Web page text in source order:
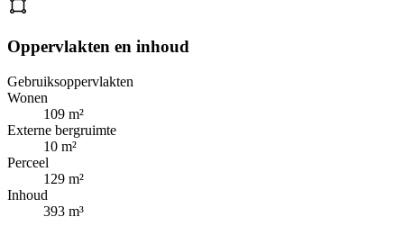
Oppervlakten en inhoud
Gebruiksoppervlakten
Wonen
109 m²
Externe bergruimte
10 m²
Perceel
129 m²
Inhoud
393 m³